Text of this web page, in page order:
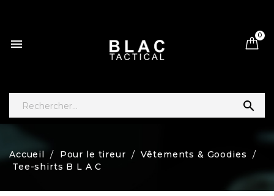

0

Accueil Pour le tireur
Vêtements & Goodies
Tee-shirts B L A C